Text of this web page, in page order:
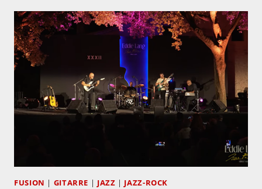
BAND
FUSION GITARRE JAZZ JAZZ-ROCK